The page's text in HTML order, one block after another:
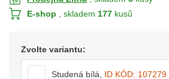
E-shop , skladem 177 kusů
Zvolte variantu:
Studená bílá, ID KÓD: 107279